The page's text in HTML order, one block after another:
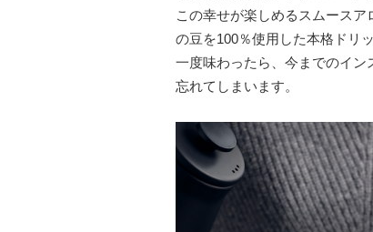
この幸せが楽しめるスムース
の豆を100％使用した本格ドリ
一度味わったら、今までのイン
忘れてしまいます。